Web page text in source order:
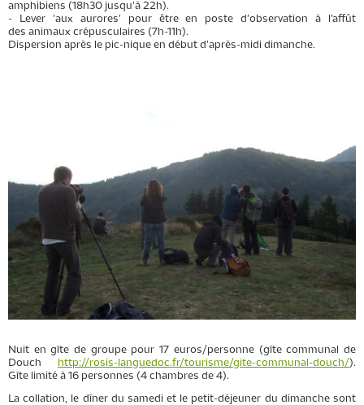
amphibiens (18h30 jusqu'à 22h).
- Lever 'aux aurores' pour être en poste d'observation à l’affût
des animaux crépusculaires (7h-11h).
Dispersion après le pic-nique en début d'après-midi dimanche.
Nuit en gîte de groupe pour 17 euros/personne (gîte communal de
Douch
http://rosis-languedoc.fr/tourisme/gite-communal-douch/).
Gîte limité à 16 personnes (4 chambres de 4).
La collation, le dîner du samedi et le petit-déjeuner du dimanche sont